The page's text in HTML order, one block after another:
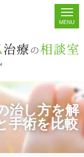
索
治し方を解
手術を比較